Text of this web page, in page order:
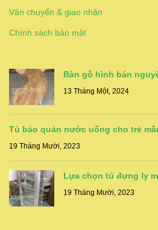
Vận chuyển & giao nhận
Chính sách bảo mật
Bàn gỗ hình bán
13 Tháng Một, 2024
Tủ bảo quản nước uống cho trẻ
19 Tháng Mười, 2023
Lựa chọn tủ đựng ly
19 Tháng Mười, 2023